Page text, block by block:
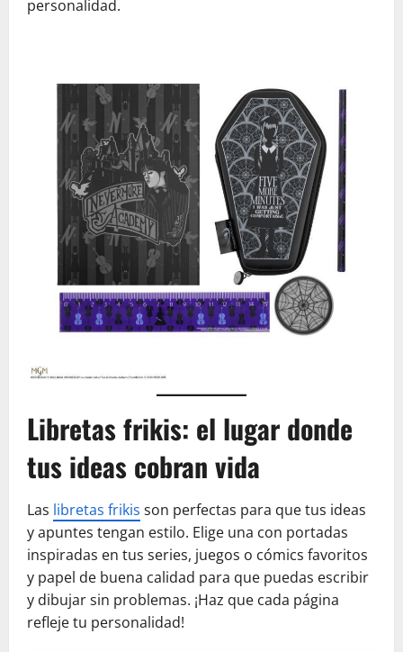
personalidad.
Libretas frikis: el lugar donde
tus ideas cobran vida
Las libretas frikis son perfectas para que tus ideas
y apuntes tengan estilo. Elige una con portadas
inspiradas en tus series, juegos o cómics favoritos
y papel de buena calidad para que puedas escribir
y dibujar sin problemas. ¡Haz que cada página
refleje tu personalidad!